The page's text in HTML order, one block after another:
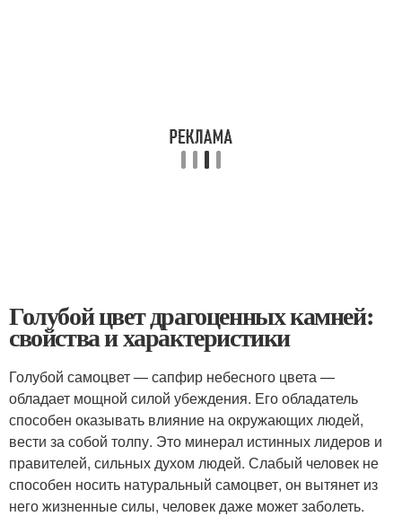
Голубой цвет драгоценных камней:
свойства и характеристики
Голубой самоцвет — сапфир небесного цвета —
обладает мощной силой убеждения. Его обладатель
способен оказывать влияние на окружающих людей,
вести за собой толпу. Это минерал истинных лидеров и
правителей, сильных духом людей. Слабый человек не
способен носить натуральный самоцвет, он вытянет из
него жизненные силы, человек даже может заболеть.